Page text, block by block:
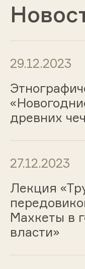
29.12.2023
древних
27.12.2023
Лекция
Махкеты в
власти»